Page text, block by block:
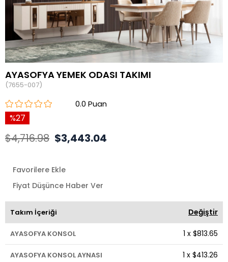
AYASOFYA YEMEK ODASI TAKIMI
(7655-007)
0.0
27
$4,716.98 $3,443.04
Favorilere Ekle
Fiyat Düşünce Haber Ver
Takım İçeriği Değiştir
AYASOFYA KONSOL 1 x $813.65
AYASOFYA KONSOL AYNASI 1 x $413.26